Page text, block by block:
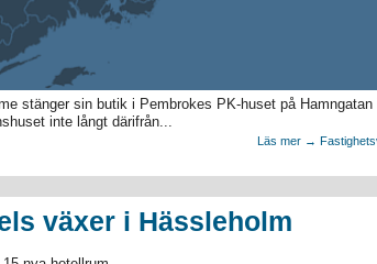
stänger sin butik i Pembrokes PK-huset på
inte långt därifrån...
Läs mer →
växer i Hässleholm